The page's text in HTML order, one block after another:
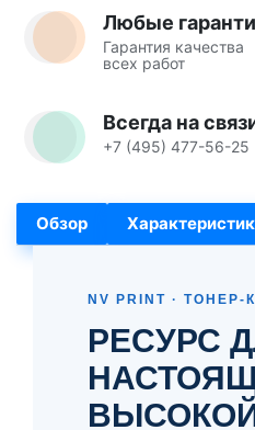
Любые
Гарантия качества
всех работ
Всегда на
+7 (495) 477-56-25
Обзор
NV PRINT ·
РЕСУРС